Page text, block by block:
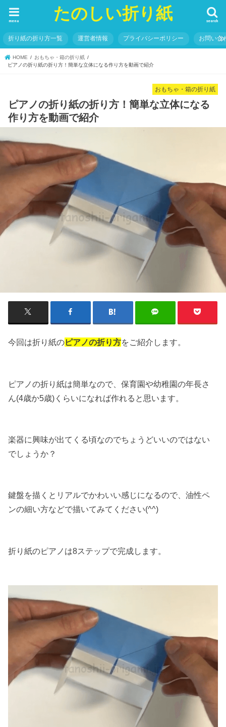
たのしい折り紙 search
menu
折り紙の折り方一覧 運営者情報 プライバシーポリシー お問い合
HOME
おもちゃ・箱の折り紙
ピアノの折り紙の折り方！簡単な立体になる作り方を動画で紹介
おもちゃ・箱の折り紙
ピアノの折り紙の折り方！簡単な立体になる
作り方を動画で紹介
今回は折り紙のピアノの折り方をご紹介します。
ピアノの折り紙は簡単なので、保育園や幼稚園の年長さ
ん(4歳か5歳)くらいになれば作れると思います。
楽器に興味が出てくる頃なのでちょうどいいのではない
でしょうか？
鍵盤を描くとリアルでかわいい感じになるので、油性ペ
ンの細い方などで描いてみてください(^^)
折り紙のピアノは8ステップで完成します。